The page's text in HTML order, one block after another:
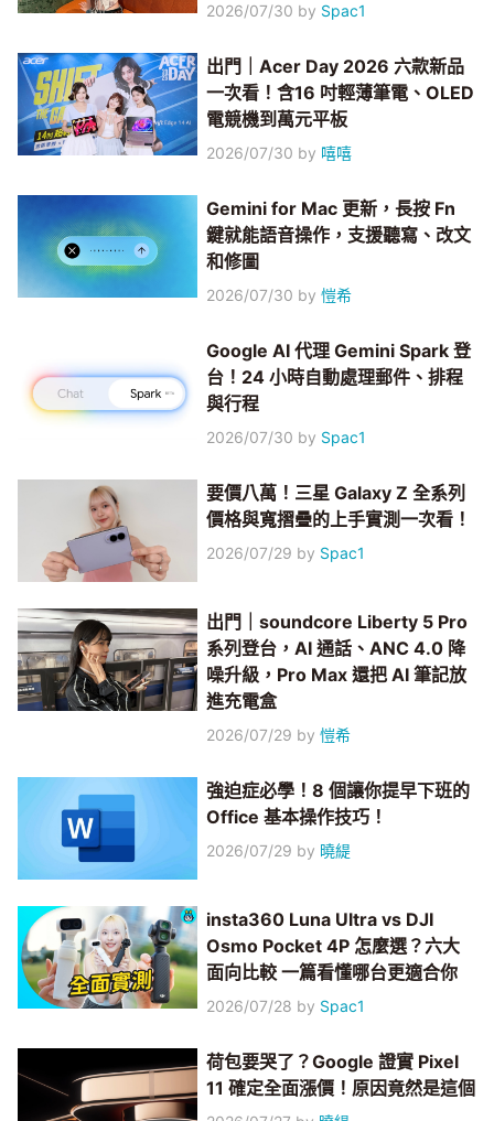
2026/07/30 by Spac1
出門｜Acer Day 2026 六款新品
一次看！含16 吋輕薄筆電、OLED
電競機到萬元平板
2026/07/30 by 嘻嘻
Gemini for Mac 更新，長按 Fn
鍵就能語音操作，支援聽寫、改文
和修圖
2026/07/30 by愷希
Google AI 代理 Gemini Spark 登
台！24 小時自動處理郵件、排程
與行程
2026/07/30 by Spac1
要價八萬！三星 Galaxy Z 全系列
價格與寬摺疊的上手實測一次看！
2026/07/29 by Spac1
出門｜soundcore Liberty 5 Pro
系列登台，AI 通話、ANC 4.0 降
噪升級，Pro Max 還把 AI 筆記放
進充電盒
2026/07/29 by愷希
強迫症必學！8 個讓你提早下班的
Office 基本操作技巧！
2026/07/29 by 曉緹
insta360 Luna Ultra vs DJI
Osmo Pocket 4P 怎麼選？六大
面向比較 一篇看懂哪台更適合你
2026/07/28 by Spac1
荷包要哭了？Google 證實 Pixel
11 確定全面漲價！原因竟然是這個